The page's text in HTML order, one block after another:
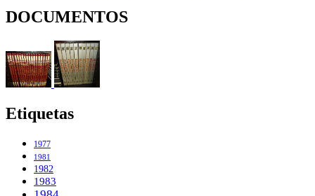
DOCUMENTOS
Etiquetas
1977
1981
1982
1983